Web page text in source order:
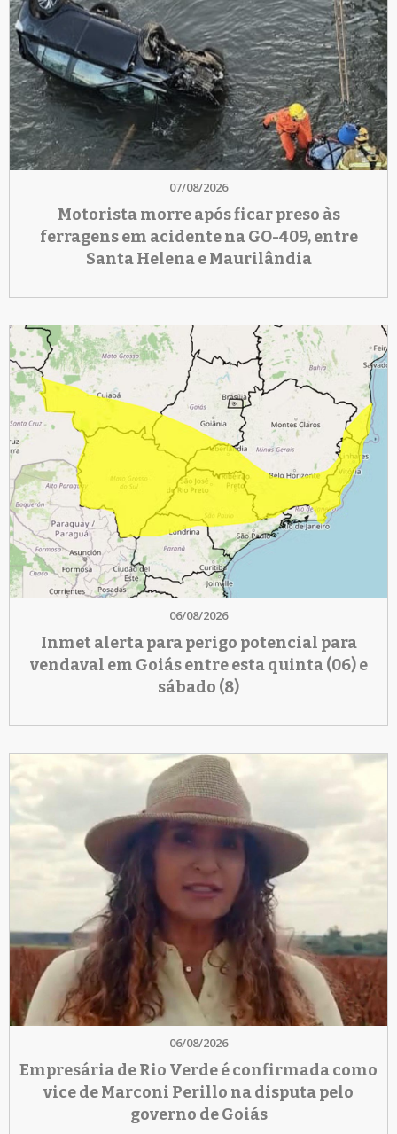
07/08/2026
Motorista morre após ficar preso às
ferragens em acidente na GO-409, entre
Santa Helena e Maurilândia
06/08/2026
Inmet alerta para perigo potencial para
vendaval em Goiás entre esta quinta (06) e
sábado (8)
06/08/2026
Empresária de Rio Verde é confirmada como
vice de Marconi Perillo na disputa pelo
governo de Goiás